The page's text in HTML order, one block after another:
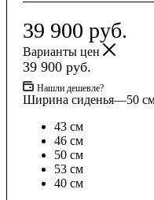
39 900 руб.
Варианты цен
39 900 руб.
Нашли дешевле?
Ширина сиденья—50
43 см
46 см
50 см
53 см
40 см